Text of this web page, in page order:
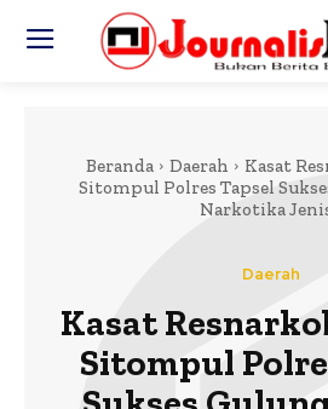
Beranda Daerah
Kasat
Sitompul Polres Tapsel
Narkotika
Daerah
Kasat
Sitompul